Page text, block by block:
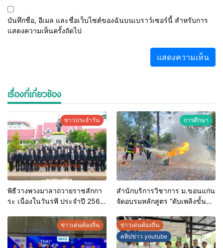
บันทึกชื่อ, อีเมล และชื่อเว็บไซต์ของฉันบนเบราว์เซอร์นี้ สำหรับการ
แสดงความเห็นครั้งถัดไป
เรื่องที่เกี่ยวข้อง
ข่าวประจำวัน
พิธีวางพวงมาลาถวายราชสักกา
ระ เนื่องในวันรพี ประจำปี 2569
เพื่อเชื่อมความสัมพันธ์อันดีของ
หน่วยงานในกระบวนการ
ยุติธรรม
การศึกษา
สำนักบริการวิชาการ ม.ขอนแก่น
จัดอบรมหลักสูตร “ดับเพลิงขั้น
ท้องถิ่นรับมืออัคคีภัยตาม
มาตรฐานสากล
ข่าวเด่นท้องถิ่น
ข่าวเด่นท้องถิ่น
คลิปข่าว youtube